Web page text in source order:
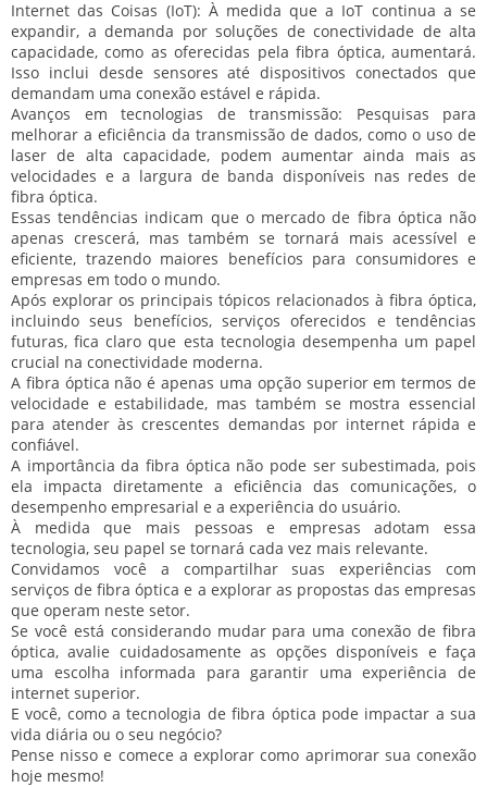
Internet das Coisas (IoT): À medida que a IoT continua a se
expandir, a demanda por soluções de conectividade de alta
capacidade, como as oferecidas pela fibra óptica, aumentará.
Isso inclui desde sensores até dispositivos conectados que
demandam uma conexão estável e rápida.
Avanços em tecnologias de transmissão: Pesquisas para
melhorar a eficiência da transmissão de dados, como o uso de
laser de alta capacidade, podem aumentar ainda mais as
velocidades e a largura de banda disponíveis nas redes de
fibra óptica.
Essas tendências indicam que o mercado de fibra óptica não
apenas crescerá, mas também se tornará mais acessível e
eficiente, trazendo maiores benefícios para consumidores e
empresas em todo o mundo.
Após explorar os principais tópicos relacionados à fibra óptica,
incluindo seus benefícios, serviços oferecidos e tendências
futuras, fica claro que esta tecnologia desempenha um papel
crucial na conectividade moderna.
A fibra óptica não é apenas uma opção superior em termos de
velocidade e estabilidade, mas também se mostra essencial
para atender às crescentes demandas por internet rápida e
confiável.
A importância da fibra óptica não pode ser subestimada, pois
ela impacta diretamente a eficiência das comunicações, o
desempenho empresarial e a experiência do usuário.
À medida que mais pessoas e empresas adotam essa
tecnologia, seu papel se tornará cada vez mais relevante.
Convidamos você a compartilhar suas experiências com
serviços de fibra óptica e a explorar as propostas das empresas
que operam neste setor.
Se você está considerando mudar para uma conexão de fibra
óptica, avalie cuidadosamente as opções disponíveis e faça
uma escolha informada para garantir uma experiência de
internet superior.
E você, como a tecnologia de fibra óptica pode impactar a sua
vida diária ou o seu negócio?
Pense nisso e comece a explorar como aprimorar sua conexão
hoje mesmo!